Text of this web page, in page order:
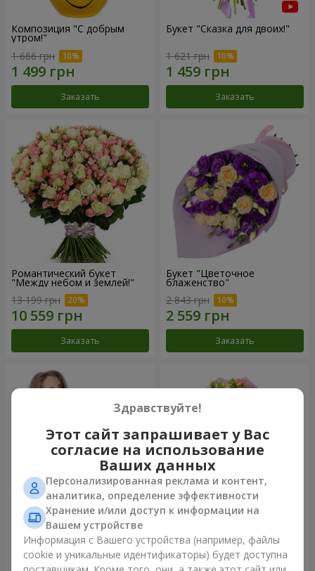
Композиция "С добрым
утром!"
1 666 грн
Заказать
Букет "Сказка для двоих!"
1 621 грн
Заказать
Романтический букет
"Между небом и землей!"
13 199 грн
Заказать
Букет "Цветочное
блаженство"
2 843 грн
Заказать
Букет "Королеве сердца"
2 777 грн
Микс "Планета роз" из 51
7 528 грн
Здравствуйте!
Этот сайт запрашивает у Вас
согласие на использование
Ваших данных
Персонализированная реклама и контент,
аналитика, определение эффективности
Хранение и/или доступ к информации на
Вашем устройстве
Информация с Вашего устройства (например, файлы
cookie и уникальные идентификаторы) будет доступна